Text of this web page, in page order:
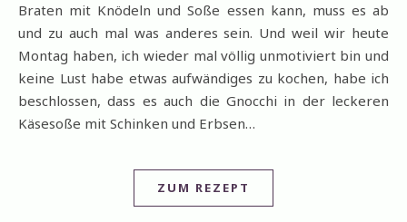
Braten mit Knödeln und Soße essen kann, muss es ab
und zu auch mal was anderes sein. Und weil wir heute
Montag haben, ich wieder mal völlig unmotiviert bin und
keine Lust habe etwas aufwändiges zu kochen, habe ich
beschlossen, dass es auch die Gnocchi in der leckeren
Käsesoße mit Schinken und Erbsen…
ZUM REZEPT